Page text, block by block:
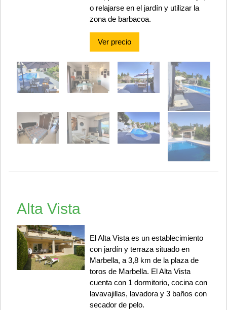
o relajarse en el jardín y utilizar la
zona de barbacoa.
Ver precio
Alta Vista
El Alta Vista es un establecimiento
con jardín y terraza situado en
Marbella, a 3,8 km de la plaza de
toros de Marbella. El Alta Vista
cuenta con 1 dormitorio, cocina con
lavavajillas, lavadora y 3 baños con
secador de pelo.